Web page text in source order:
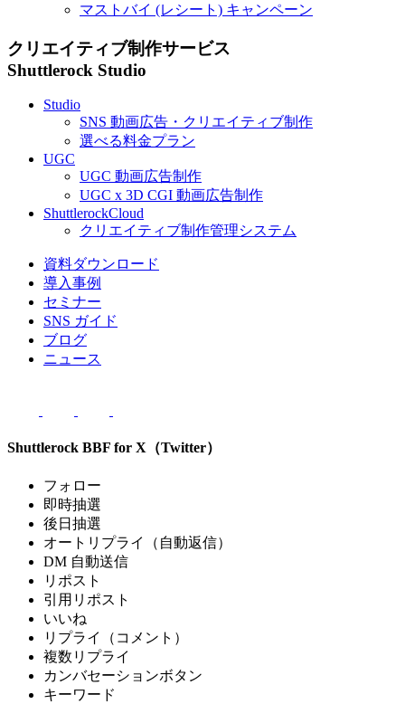
マストバイ (レシート) キャンペーン
クリエイティブ制作サービス
Shuttlerock Studio
Studio
SNS 動画広告・クリエイティブ制作
選べる料金プラン
UGC
UGC 動画広告制作
UGC x 3D CGI 動画広告制作
ShuttlerockCloud
クリエイティブ制作管理システム
資料ダウンロード
導入事例
セミナー
SNS ガイド
ブログ
ニュース
Shuttlerock BBF for X（Twitter）
フォロー
即時抽選
後日抽選
オートリプライ（自動返信）
DM 自動送信
リポスト
引用リポスト
いいね
リプライ（コメント）
複数リプライ
カンバセーションボタン
キーワード